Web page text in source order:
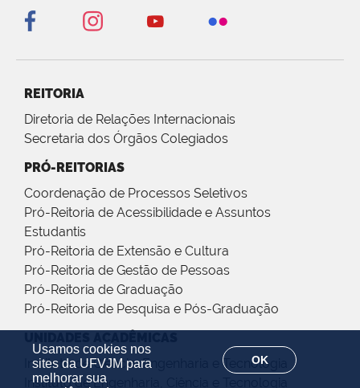
Usamos cookies nos
sites da UFVJM para
melhorar sua
OK
REITORIA
Diretoria de Relações Internacionais
Secretaria dos Órgãos Colegiados
PRÓ-REITORIAS
Coordenação de Processos Seletivos
Pró-Reitoria de Acessibilidade e Assuntos
Estudantis
Pró-Reitoria de Extensão e Cultura
Pró-Reitoria de Gestão de Pessoas
Pró-Reitoria de Graduação
Pró-Reitoria de Pesquisa e Pós-Graduação
Instituto de Ciência, Engenharia e Tecnologia
Instituto de Engenharia, Ciência e Tecnologia